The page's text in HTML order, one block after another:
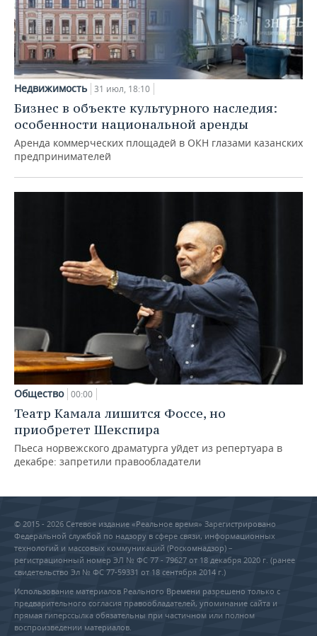
Недвижимость 31 июл, 18:10
Бизнес в объекте культурного наследия:
особенности национальной аренды
Аренда коммерческих площадей в ОКН глазами казанских
предпринимателей
Общество 00:00
Театр Камала лишится Фоссе, но
приобретет Шекспира
Пьеса норвежского драматурга уйдет из репертуара в
декабре: запретили правообладатели
© 2015 - 2026 Сетевое издание «Реальное время» Зарегистрировано
Федеральной службой по надзору в сфере связи, информационных
технологий и массовых коммуникаций (Роскомнадзор) –
регистрационный номер ЭЛ № ФС 77 - 79627 от 18 декабря 2020 г. (ранее
свидетельство Эл № ФС 77-59331 от 18 сентября 2014 г.)
Использование материалов Реального Времени разрешено только с
предварительного согласия правообладателей, упоминание сайта и
прямая гиперссылка обязательны при частичном или полном
воспроизведении материалов.